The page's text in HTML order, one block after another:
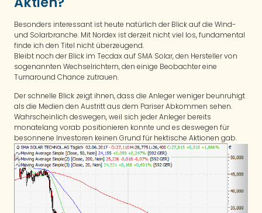
Besonders interessant ist heute natürlich der Blick auf die Wind-
und Solarbranche. Mit Nordex ist derzeit nicht viel los, fundamental
finde ich den Titel nicht überzeugend.
Bleibt noch der Blick im Tecdax auf SMA Solar, den Hersteller von
sogenannten Wechselrichtern, den einige Beobachter eine
Turnaround Chance zutrauen.
Der schnelle Blick zeigt ihnen, dass die Anleger weniger beunruhigt
als die Medien den Austritt aus dem Pariser Abkommen sehen.
Wahrscheinlich deswegen, weil sich jeder Anleger bereits
monatelang vorab positionieren konnte und es deswegen für
besonnene Investoren keinen Grund für hektische Aktionen gab.